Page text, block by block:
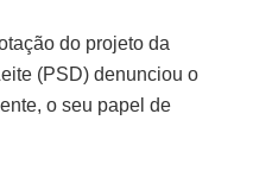
do projeto da
(PSD) denunciou o
o seu papel de